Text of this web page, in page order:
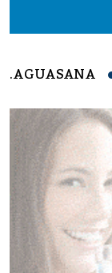
.AGUASANA